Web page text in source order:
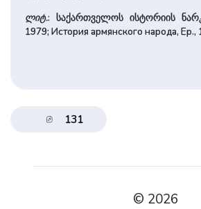
ლიტ.: საქართველოს ისტორიის
1979; История армянского народа, Ер.,
131
© 2026